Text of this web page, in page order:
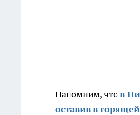
Напомним, чтов
оставив в